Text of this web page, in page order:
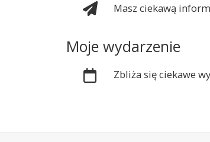
Masz ciekawą
Moje wydarzenie
Zbliża się ciekawe